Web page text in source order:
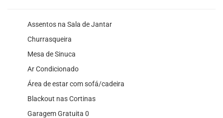
Assentos na Sala de Jantar
Churrasqueira
Mesa de Sinuca
Ar Condicionado
Área de estar com sofá/cadeira
Blackout nas Cortinas
Garagem Gratuita 0